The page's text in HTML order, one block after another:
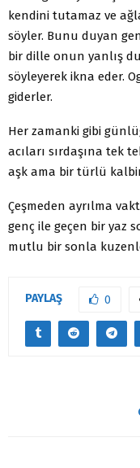
kendini tutamaz ve
söyler. Bunu duyan
bir dille onun yanlış
söyleyerek ikna eder.
giderler.
Her zamanki gibi
acıları sırdaşına tek
aşk ama bir türlü
Çeşmeden ayrılma
genç ile geçen bir yaz
mutlu bir sonla
PAYLAŞ 0